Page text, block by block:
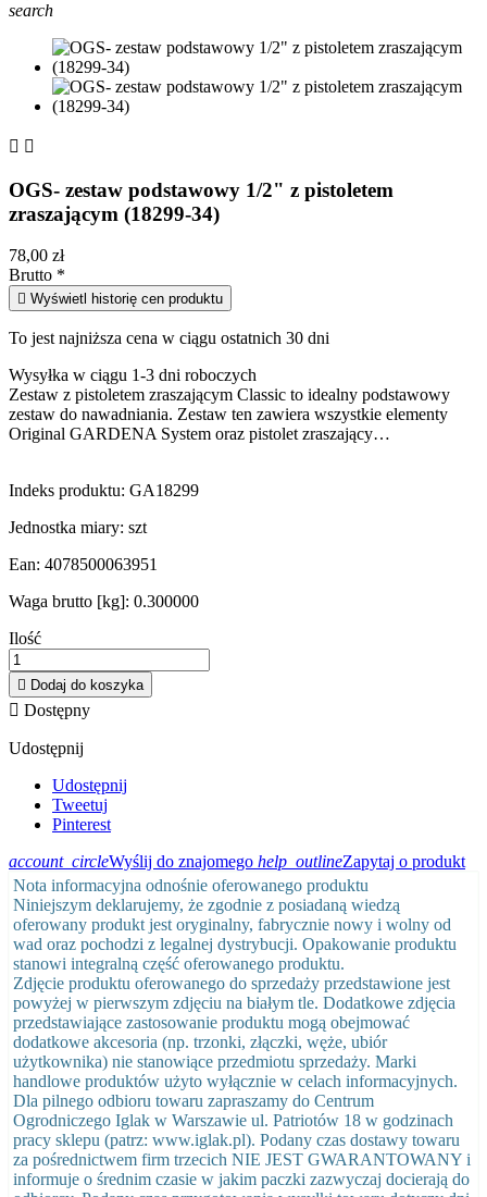
search
 
OGS- zestaw podstawowy 1/2" z pistoletem
zraszającym (18299-34)
78,00 zł
Brutto *
 Wyświetl historię cen produktu
To jest najniższa cena w ciągu ostatnich 30 dni
Wysyłka w ciągu 1-3 dni roboczych
Zestaw z pistoletem zraszającym Classic to idealny podstawowy
zestaw do nawadniania. Zestaw ten zawiera wszystkie elementy
Original GARDENA System oraz pistolet zraszający…
Indeks produktu: GA18299
Jednostka miary: szt
Ean: 4078500063951
Waga brutto [kg]: 0.300000
Ilość
 Dodaj do koszyka
 Dostępny
Udostępnij
Udostępnij
Tweetuj
Pinterest
account_circleWyślij do znajomego help_outlineZapytaj o produkt
Nota informacyjna odnośnie oferowanego produktu
Niniejszym deklarujemy, że zgodnie z posiadaną wiedzą
oferowany produkt jest oryginalny, fabrycznie nowy i wolny od
wad oraz pochodzi z legalnej dystrybucji. Opakowanie produktu
stanowi integralną część oferowanego produktu.
Zdjęcie produktu oferowanego do sprzedaży przedstawione jest
powyżej w pierwszym zdjęciu na białym tle. Dodatkowe zdjęcia
przedstawiające zastosowanie produktu mogą obejmować
dodatkowe akcesoria (np. trzonki, złączki, węże, ubiór
użytkownika) nie stanowiące przedmiotu sprzedaży. Marki
handlowe produktów użyto wyłącznie w celach informacyjnych.
Dla pilnego odbioru towaru zapraszamy do Centrum
Ogrodniczego Iglak w Warszawie ul. Patriotów 18 w godzinach
pracy sklepu (patrz: www.iglak.pl). Podany czas dostawy towaru
za pośrednictwem firm trzecich NIE JEST GWARANTOWANY i
informuje o średnim czasie w jakim paczki zazwyczaj docierają do